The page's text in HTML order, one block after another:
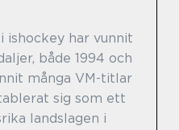
ishockey har vunnit
både 1994 och
många VM-titlar
sig som ett
landslagen i